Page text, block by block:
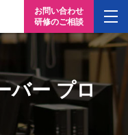
お問い合わせ
研修のご相談
バー プロ